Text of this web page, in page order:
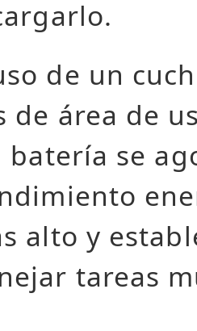
de un
de área de
batería se
alto y
tareas